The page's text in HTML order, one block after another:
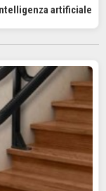
artificiale